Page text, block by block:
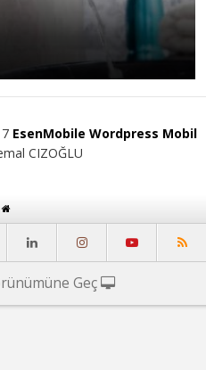
EsenMobile Wordpress Mobil
CIZOĞLU
Geç